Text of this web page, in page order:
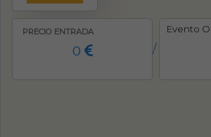
PRECIO ENTRADA
0 /
Evento